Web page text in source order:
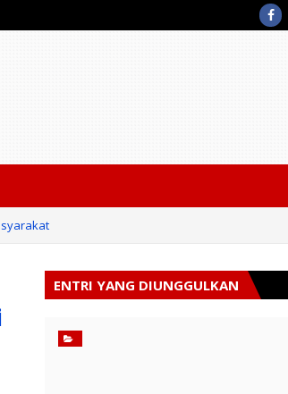
ENTRI YANG DIUNGGULKAN